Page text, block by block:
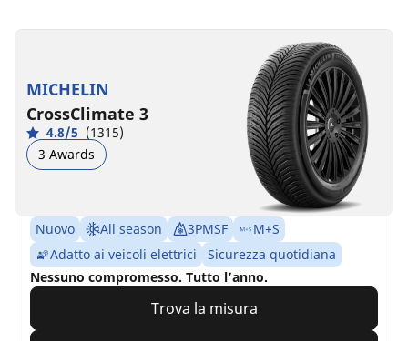
MICHELIN
CrossClimate 3
4.8/5 (1315)
3 Awards
Nuovo All season 3PMSF
M+S
Adatto ai veicoli elettrici
Sicurezza quotidiana
Nessuno compromesso. Tutto l’anno.
Trova la misura